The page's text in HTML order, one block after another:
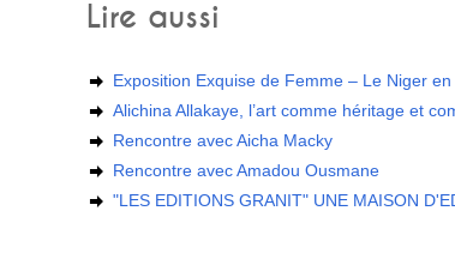
Lire aussi
Exposition Exquise de Femme – Le Niger
Alichina Allakaye, l’art comme héritage et
Rencontre avec Aicha Macky
Rencontre avec Amadou Ousmane
"LES EDITIONS GRANIT" UNE MAISON